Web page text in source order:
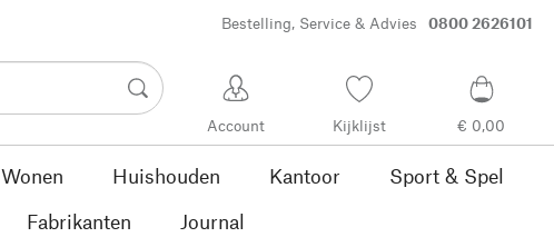
Bestelling, Service & Advies 0800 2626101
Account Kijklijst € 0,00
Wonen Huishouden Kantoor
Sport & Spel
Fabrikanten Journal